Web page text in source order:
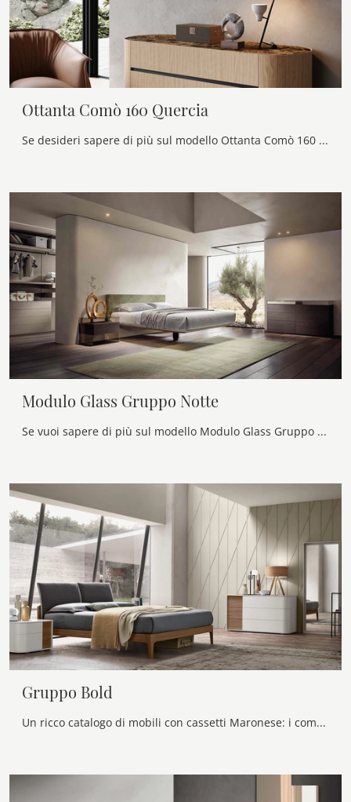
Ottanta Comò 160 Quercia
Se desideri sapere di più sul modello Ottanta Comò 160 Quercia , clicca e scopri i Comodini e comò Voltan ideali per la tua zona notte.
Modulo Glass Gruppo Notte
Se vuoi sapere di più sul modello Modulo Glass Gruppo Notte, clicca e scopri i Comodini e comò Veneran ideali per la tua zona del riposo.
Gruppo Bold
Un ricco catalogo di mobili con cassetti Maronese: i comodini design in laccato opaco, come Gruppo Bold, sono tra le proposte più originali.